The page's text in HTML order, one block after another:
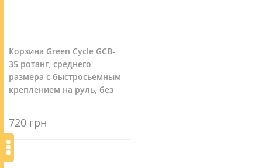
Корзина Green Cycle GCB-
35 ротанг, среднего
размера с быстросьемным
креплением на руль, без
720 грн